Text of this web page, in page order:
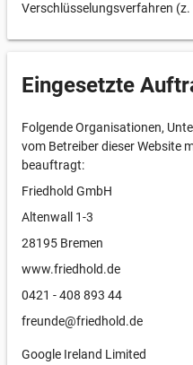
Verschlüsselungsverfahren (z.
Eingesetzte
Folgende Organisationen,
vom Betreiber dieser Website
beauftragt:
Friedhold GmbH
Altenwall 1-3
28195 Bremen
www.friedhold.de
0421 - 408 893 44
freunde@friedhold.de
Google Ireland Limited